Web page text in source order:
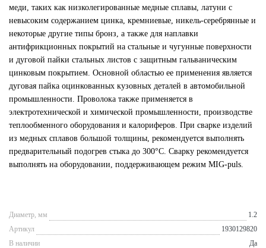
меди, таких как низколегированные медные сплавы, латуни с
невысоким содержанием цинка, кремниевые, никель-серебрянные и
некоторые другие типы бронз, а также для наплавки
антифрикционных покрытий на стальные и чугунные поверхности
и дуговой пайки стальных листов с защитным гальваническим
цинковым покрытием. Основной областью ее применения является
дуговая пайка оцинкованных кузовных деталей в автомобильной
промышленности. Проволока также применяется в
электротехнической и химической промышленности, производстве
теплообменного оборудования и калориферов. При сварке изделий
из медных сплавов большой толщины, рекомендуется выполнять
предварительный подогрев стыка до 300°С. Сварку рекомендуется
выполнять на оборудовании, поддерживающем режим MIG-puls.
Диаметр, мм
1.2
Артикул
1930129820
В наличии
Да